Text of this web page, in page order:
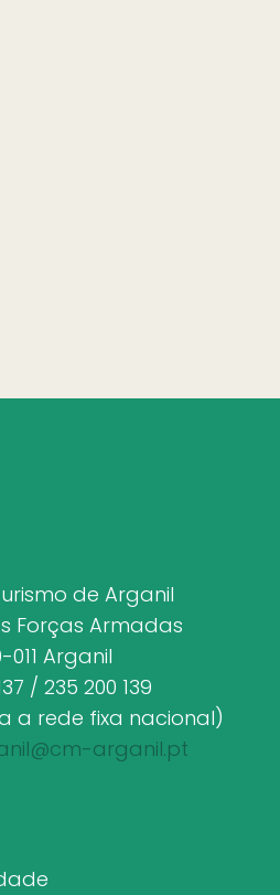
de Arganil
Forças Armadas
011 Arganil
/ 235 200 139
a rede fixa nacional)
arganil.pt